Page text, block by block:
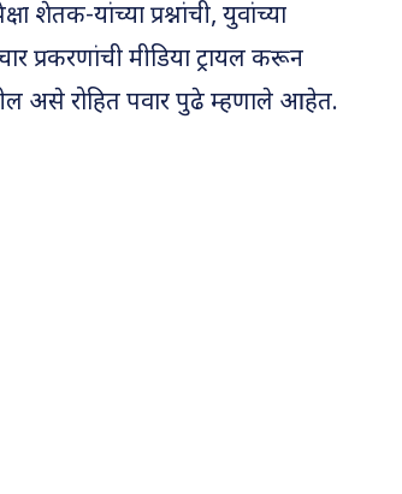
शेतक-यांच्या प्रश्नांची, युवांच्या
प्रकरणांची मीडिया ट्रायल करून
असे रोहित पवार पुढे म्हणाले आहेत.